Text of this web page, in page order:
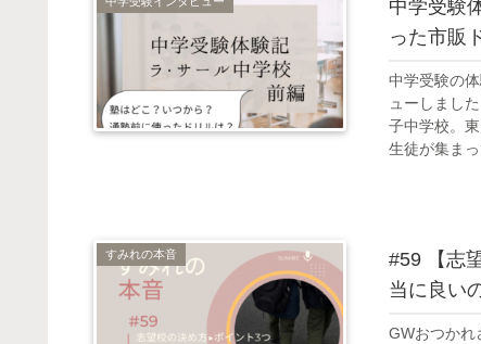
中学受験
った市販
中学受験の
ューしまし
子中学校。
生徒が集まっ
すみれの本音
#59 【志
当に良い
GWおつかれ